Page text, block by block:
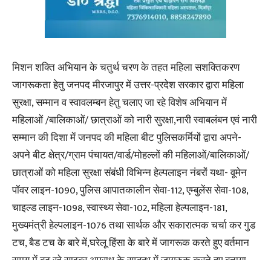
मिशन शक्ति अभियान के चतुर्थ चरण के तहत महिला सशक्तिकरण
जागरूकता हेतु जनपद मीरजापुर में उत्तर-प्रदेश सरकार द्वारा महिला
सुरक्षा, सम्मान व स्वावलम्बन हेतु चलाए जा रहे विशेष अभियान में
महिलाओं /बालिकाओं/ छात्राओं को नारी सुरक्षा,नारी स्वाबलंबन एवं नारी
सम्मान की दिशा में जनपद की महिला बीट पुलिसकर्मियों द्वारा अपने-
अपने बीट क्षेत्र/ग्राम पंचायत/वार्ड/मोहल्लों की महिलाओं/बालिकाओं/
छात्राओं को महिला सुरक्षा संबंधी विभिन्न हेल्पलाइन नंबरों यथा- वूमेन
पॉवर लाइन-1090, पुलिस आपातकालीन सेवा-112, एम्बुलेंस सेवा-108,
चाइल्ड लाइन-1098, स्वास्थ्य सेवा-102, महिला हेल्पलाइन-181,
मुख्यमंत्री हेल्पलाइन-1076 तथा सार्थक और सकारात्मक चर्चा कर गुड
टच, बैड टच के बारे में,घरेलू हिंसा के बारे में जागरूक करते हुए वर्तमान